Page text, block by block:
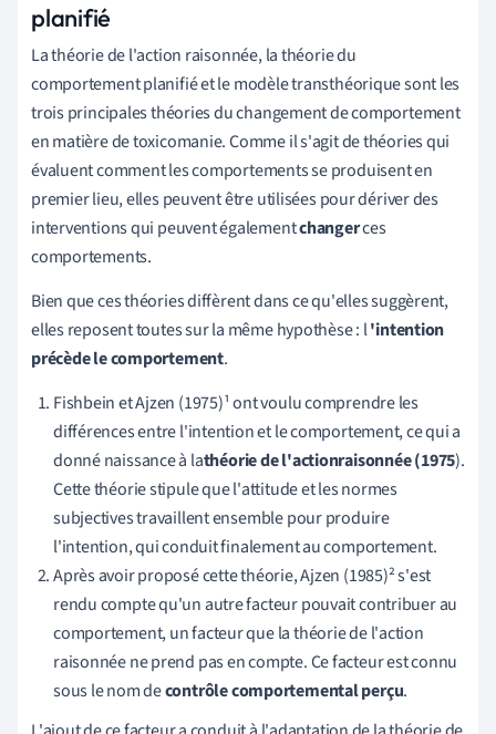
planifié
La théorie de l'action raisonnée, la théorie du
comportement planifié et le modèle transthéorique sont les
trois principales théories du changement de comportement
en matière de toxicomanie. Comme il s'agit de théories qui
évaluent comment les comportements se produisent en
premier lieu, elles peuvent être utilisées pour dériver des
interventions qui peuvent égalementchangerces
comportements.
Bien que ces théories diffèrent dans ce qu'elles suggèrent,
elles reposent toutes sur la même hypothèse : l'intention
précède le comportement.
Fishbein et Ajzen (1975)¹ont voulu comprendre les
différences entre l'intention et le comportement, ce qui a
donné naissance à lathéorie de l'actionraisonnée(1975).
Cette théoriestipule que l'attitude et les normes
subjectives travaillent ensemble pour produire
l'intention, qui conduit finalement au comportement.
Après avoir proposé cette théorie, Ajzen (1985)² s'est
rendu compte qu'un autre facteur pouvait contribuer au
comportement, un facteur que la théorie de l'action
raisonnée ne prend pas en compte. Ce facteur est connu
sous le nom decontrôle comportemental perçu.